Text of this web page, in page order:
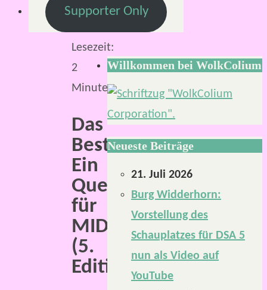
September
Lesezeit:
2
Minuten
Das
Bestiarium.
Ein
Quellenbuch
für
MIDGARD
(5.
Edition).
Supporter Only
Willkommen bei WolkColium
Neueste Beiträge
21. Juli 2026
Burg Widderhorn:
Vorstellung des
Schauplatzes für DSA 5
nun als Video auf
YouTube